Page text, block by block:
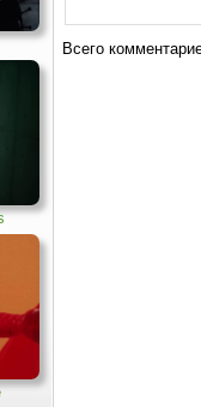
Всего